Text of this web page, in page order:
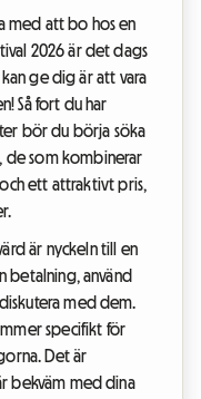
med att bo hos en
2026 är det dags
ge dig är att vara
Så fort du har
bör du börja söka
de som kombinerar
ett attraktivt pris,
är nyckeln till en
betalning, använd
med dem.
specifikt för
Det är
bekväm med dina